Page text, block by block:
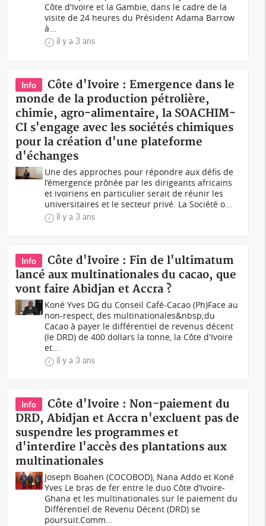
Côte d'Ivoire et la Gambie, dans le cadre de la
visite de 24 heures du Président Adama Barrow
à...
il y a 3 ans
Info
Côte d'Ivoire : Emergence dans le
monde de la production pétrolière,
chimie, agro-alimentaire, la SOACHIM-
CI s'engage avec les sociétés chimiques
pour la création d'une plateforme
d'échanges
Une des approches pour répondre aux défis de
l’émergence prônée par les dirigeants africains
et ivoiriens en particulier serait de réunir les
universitaires et le secteur privé. La Société o...
il y a 3 ans
Info
Côte d'Ivoire : Fin de l'ultimatum
lancé aux multinationales du cacao, que
vont faire Abidjan et Accra ?
Koné Yves DG du Conseil Café-Cacao (Ph)Face au
non-respect, des multinationales&nbsp;du
Cacao à payer le différentiel de revenus décent
(le DRD) de 400 dollars la tonne, la Côte d'Ivoire
et...
il y a 3 ans
Info
Côte d'Ivoire : Non-paiement du
DRD, Abidjan et Accra n'excluent pas de
suspendre les programmes et
d'interdire l'accès des plantations aux
multinationales
Joseph Boahen (COCOBOD), Nana Addo et Koné
Yves Le bras de fer entre le duo Côte d’Ivoire-
Ghana et les multinationales sur le paiement du
Différentiel de Revenu Décent (DRD) se
poursuit.Comm...